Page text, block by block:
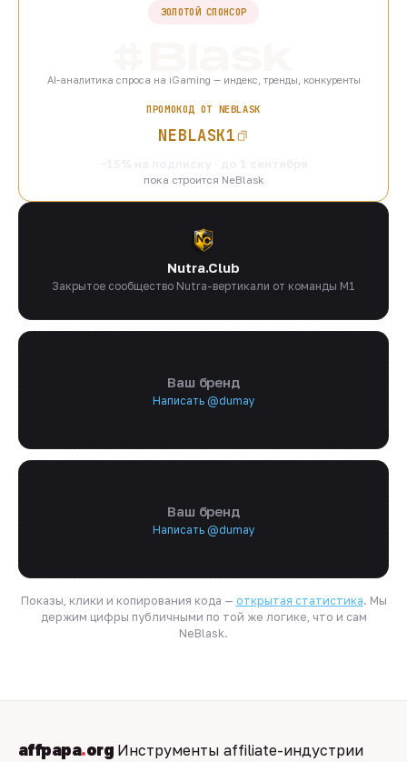
ЗОЛОТОЙ СПОНСОР
AI-аналитика спроса на iGaming — индекс, тренды, конкуренты
ПРОМОКОД ОТ NEBLASK
NEBLASK1
пока строится NeBlask
Nutra.Club
Закрытое сообщество Nutra-вертикали от команды M1
Ваш бренд
Написать @dumay
Ваш бренд
Написать @dumay
Показы, клики и копирования кода — открытая статистика. Мы
держим цифры публичными по той же логике, что и сам
NeBlask.
affpapa.org Инструменты affiliate-индустрии